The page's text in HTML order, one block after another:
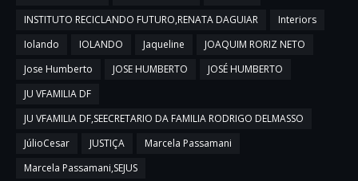
INSTITUTO RECICLANDO FUTURO,RENATA DAGUIAR
Interiors
Iolando
IOLANDO Jaqueline
JOAQUIM RORIZ NETO
Jose Humberto
JOSE HUMBERTO
JOSÉ HUMBERTO
JU VFAMILIA DF
JU VFAMILIA DF,SEECRETARIO DA FAMILIA RODRIGO DELMASSO
JúlioCesar
JUSTIÇA
Marcela Passamani
Marcela Passamani,SEJUS